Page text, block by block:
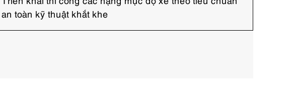
o
o
an toàn kỹ thuật khắt khe